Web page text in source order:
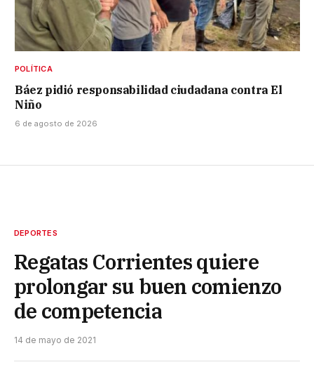
POLÍTICA
Báez pidió responsabilidad ciudadana contra El
Niño
6 de agosto de 2026
DEPORTES
Regatas Corrientes quiere
prolongar su buen comienzo
de competencia
14 de mayo de 2021